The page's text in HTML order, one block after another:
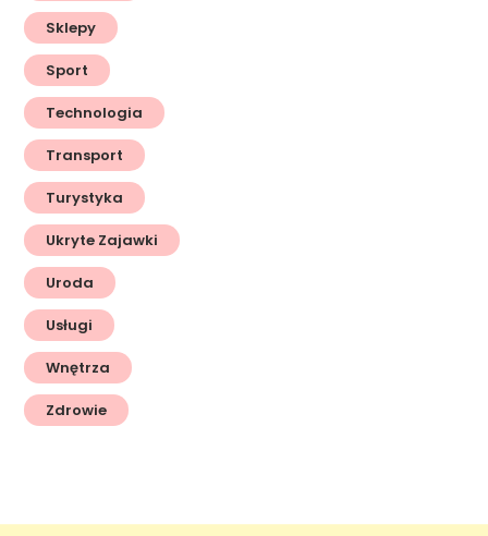
Sklepy
Sport
Technologia
Transport
Turystyka
Ukryte Zajawki
Uroda
Usługi
Wnętrza
Zdrowie